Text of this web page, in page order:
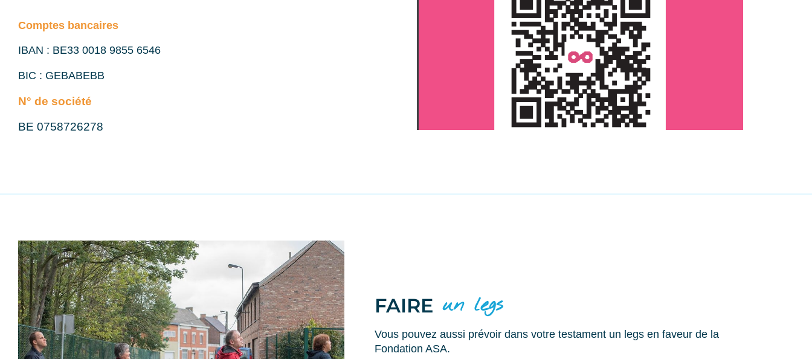
Comptes bancaires
IBAN : BE33 0018 9855 6546
BIC : GEBABEBB
N° de société
BE 0758726278
FAIRE un legs
Vous pouvez aussi prévoir dans votre testament un legs en faveur de la
Fondation ASA.